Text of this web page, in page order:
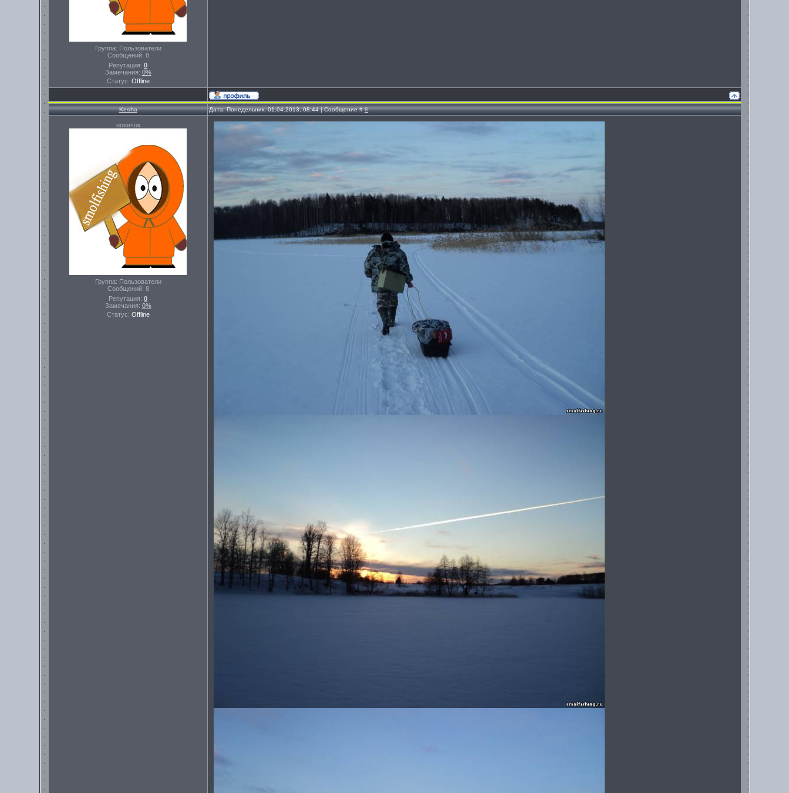
Группа: Пользователи
Сообщений: 8
Репутация: 0
Замечания: 0%
Статус: Offline
Kesha Дата: Понедельник, 01.04.2013, 08:44 | Сообщение #8
новичок
Группа: Пользователи
Сообщений: 8
Репутация: 0
Замечания: 0%
Статус: Offline